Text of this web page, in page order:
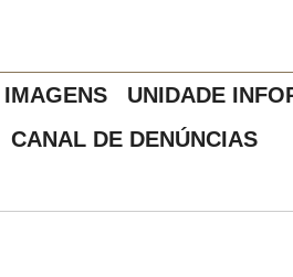
UNIDADE
CANAL DE DENÚNCIAS